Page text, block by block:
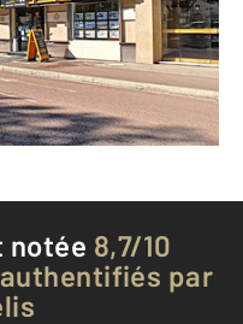
message
l'agence
notée 8,7/10
par